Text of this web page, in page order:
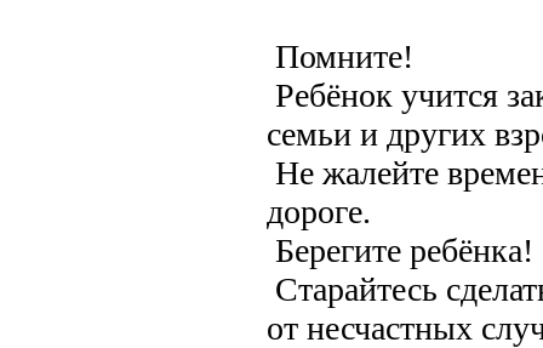
Помните!
Ребёнок учится
семьи и других
Не жалейте
дороге.
Берегите ребёнка!
Старайтесь
от несчастных